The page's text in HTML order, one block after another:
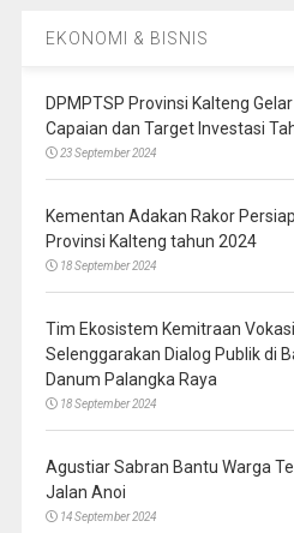
EKONOMI & BISNIS
DPMPTSP Provinsi Kalteng
Capaian dan Target Investasi
23 September 2024
Kementan Adakan Rakor
Provinsi Kalteng tahun 2024
18 September 2024
Tim Ekosistem Kemitraan
Selenggarakan Dialog Publik di
Danum Palangka Raya
18 September 2024
Agustiar Sabran Bantu Warga
Jalan Anoi
14 September 2024